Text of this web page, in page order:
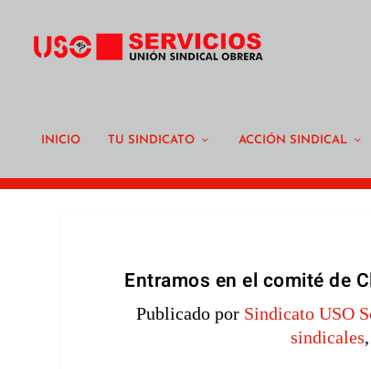
INICIO TU SINDICATO ACCIÓN SINDICAL
Entramos en el comité de
Publicado por Sindicato USO
sindicales